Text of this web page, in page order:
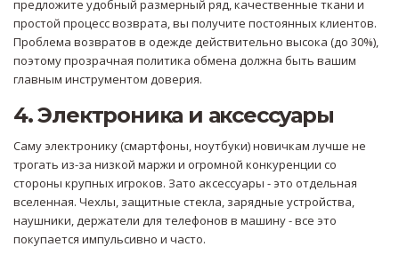
предложите удобный размерный ряд, качественные ткани и
простой процесс возврата, вы получите постоянных клиентов.
Проблема возвратов в одежде действительно высока (до 30%),
поэтому прозрачная политика обмена должна быть вашим
главным инструментом доверия.
4. Электроника и аксессуары
Саму электронику (смартфоны, ноутбуки) новичкам лучше не
трогать из-за низкой маржи и огромной конкуренции со
стороны крупных игроков. Зато аксессуары - это отдельная
вселенная. Чехлы, защитные стекла, зарядные устройства,
наушники, держатели для телефонов в машину - все это
покупается импульсивно и часто.